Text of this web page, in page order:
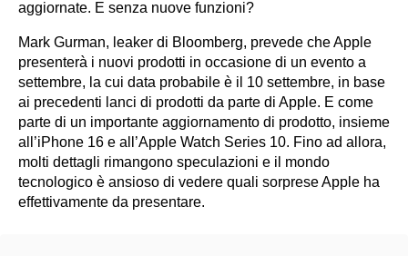
aggiornate. E senza nuove funzioni?
Mark Gurman, leaker di Bloomberg, prevede che Apple
presenterà i nuovi prodotti in occasione di un evento a
settembre, la cui data probabile è il 10 settembre, in base
ai precedenti lanci di prodotti da parte di Apple. E come
parte di un importante aggiornamento di prodotto, insieme
all’iPhone 16 e all’Apple Watch Series 10. Fino ad allora,
molti dettagli rimangono speculazioni e il mondo
tecnologico è ansioso di vedere quali sorprese Apple ha
effettivamente da presentare.